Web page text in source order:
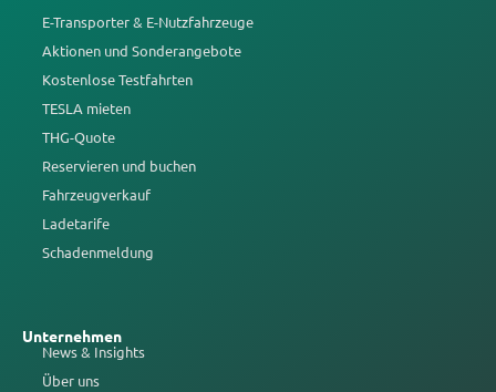
E-Transporter & E-Nutzfahrzeuge
Aktionen und Sonderangebote
Kostenlose Testfahrten
TESLA mieten
THG-Quote
Reservieren und buchen
Fahrzeugverkauf
Ladetarife
Schadenmeldung
Unternehmen
News & Insights
Über uns